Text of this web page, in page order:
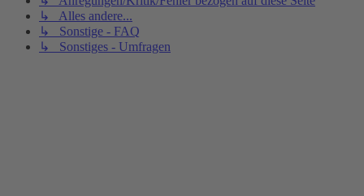
↳ Alles andere...
↳ Sonstige - FAQ
↳ Sonstiges - Umfragen